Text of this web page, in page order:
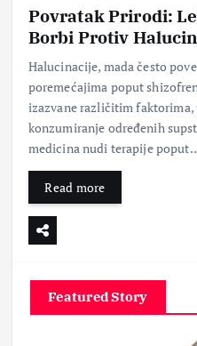
Povratak Prirodi:
Borbi Protiv
Halucinacije, mada često
poremećajima poput
izazvane različitim
konzumiranje određenih
medicina nudi terapije
Read more
Featured Story